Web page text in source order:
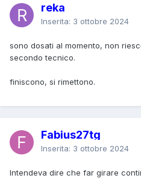
reka
Inserita: 3 ottobre 2024
sono dosati al momento, non
secondo tecnico.
finiscono, si rimettono.
Fabius27tg
Inserita: 3 ottobre 2024
Intendeva dire che far girare